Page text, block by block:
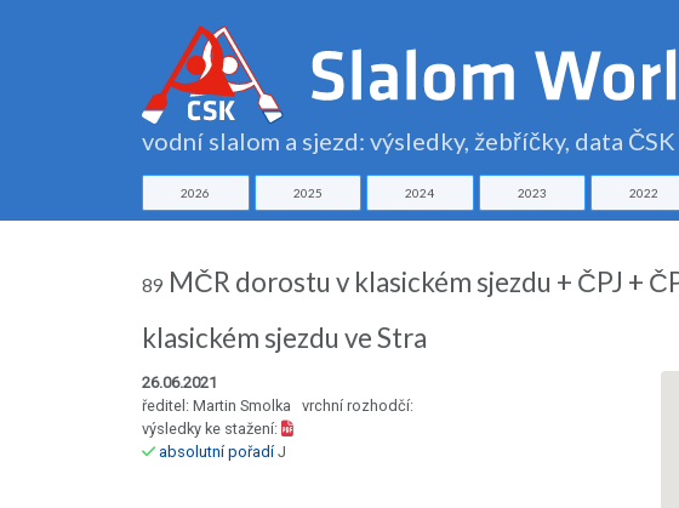
vodní slalom a sjezd: výsledky, žebříčky, data
2026 2025 2024 2023 2022
89 MČR dorostu v klasickém sjezdu + ČPJ +
klasickém sjezdu ve Stra
26.06.2021
ředitel: Martin Smolka vrchní rozhodčí:
výsledky ke stažení:
absolutní pořadíJ